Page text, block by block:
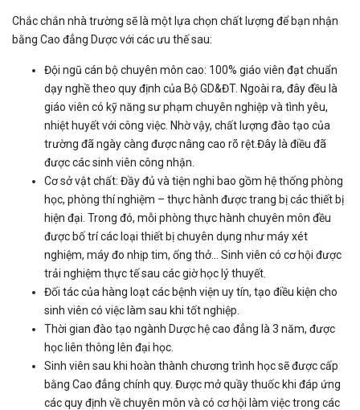
Chắc chắn nhà trường sẽ là một lựa chọn chất lượng để bạn nhận
bằng Cao đẳng Dược với các ưu thế sau:
Đội ngũ cán bộ chuyên môn cao: 100% giáo viên đạt chuẩn
dạy nghề theo quy định của Bộ GD&ĐT. Ngoài ra, đây đều là
giáo viên có kỹ năng sư phạm chuyên nghiệp và tình yêu,
nhiệt huyết với công việc. Nhờ vậy, chất lượng đào tạo của
trường đã ngày càng được nâng cao rõ rệt.Đây là điều đã
được các sinh viên công nhận.
Cơ sở vật chất: Đầy đủ và tiện nghi bao gồm hệ thống phòng
học, phòng thí nghiệm – thực hành được trang bị các thiết bị
hiện đại. Trong đó, mỗi phòng thực hành chuyên môn đều
được bố trí các loại thiết bị chuyên dụng như máy xét
nghiệm, máy đo nhịp tim, ống thở… Sinh viên có cơ hội được
trải nghiệm thực tế sau các giờ học lý thuyết.
Đối tác của hàng loạt các bệnh viện uy tín, tạo điều kiện cho
sinh viên có việc làm sau khi tốt nghiệp.
Thời gian đào tạo ngành Dược hệ cao đẳng là 3 năm, được
học liên thông lên đại học.
Sinh viên sau khi hoàn thành chương trình học sẽ được cấp
bằng Cao đẳng chính quy. Được mở quầy thuốc khi đáp ứng
các quy định về chuyên môn và có cơ hội làm việc trong các